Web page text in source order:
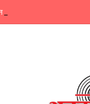
किया हजारों करोड़ का सड़क